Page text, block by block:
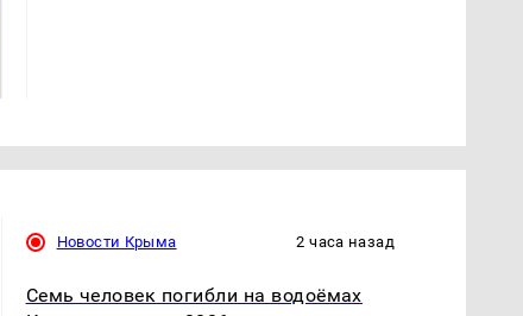
Новости Крыма 2 часа назад
Семь человек погибли на водоёмах